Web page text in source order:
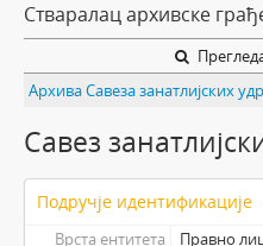
Стваралац архивске
Архива Савеза занатлијских
Савез
Подручје идентификације
Врста ентитета
Правно